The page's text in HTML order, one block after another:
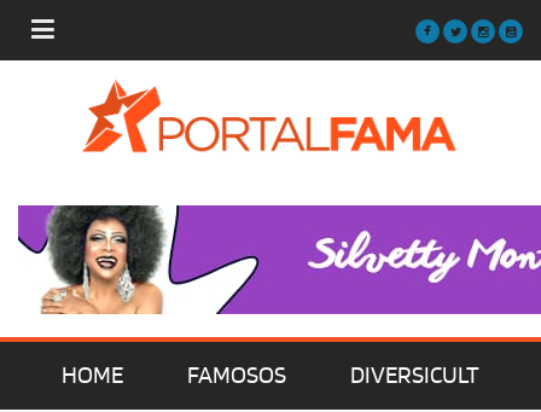
HOME FAMOSOS DIVERSICULT